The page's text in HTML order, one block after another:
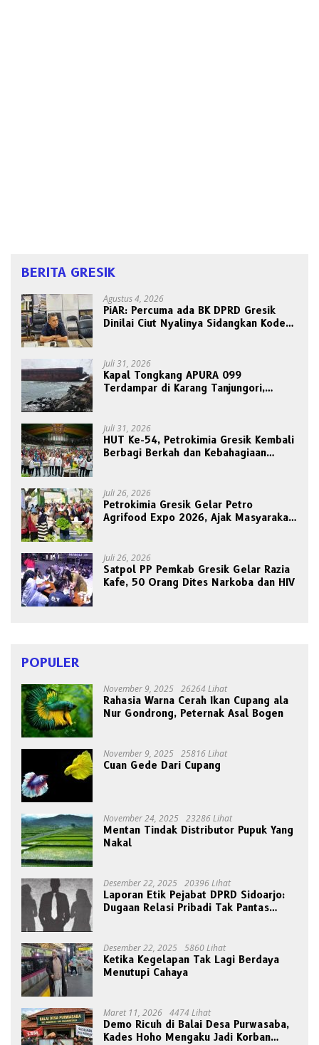
BERITA GRESIK
Agustus 4, 2026
PiAR: Percuma ada BK DPRD Gresik
Dinilai Ciut Nyalinya Sidangkan Kode
Juli 31, 2026
Kapal Tongkang APURA 099
Terdampar di Karang Tanjungori,
Juli 31, 2026
HUT Ke-54, Petrokimia Gresik Kembali
Berbagi Berkah dan Kebahagiaan
Juli 26, 2026
Petrokimia Gresik Gelar Petro
Agrifood Expo 2026, Ajak Masyarakat
Juli 26, 2026
Satpol PP Pemkab Gresik Gelar Razia
Kafe, 50 Orang Dites Narkoba dan HIV
POPULER
November 9, 2025 26264 Lihat
Rahasia Warna Cerah Ikan Cupang ala
Nur Gondrong, Peternak Asal Bogen
November 9, 2025 25816 Lihat
Cuan Gede Dari Cupang
November 24, 2025 23286 Lihat
Mentan Tindak Distributor Pupuk Yang
Nakal
Desember 22, 2025 20396 Lihat
Laporan Etik Pejabat DPRD Sidoarjo:
Dugaan Relasi Pribadi Tak Pantas
Desember 22, 2025 5860 Lihat
Ketika Kegelapan Tak Lagi Berdaya
Menutupi Cahaya
Maret 11, 2026 4474 Lihat
Demo Ricuh di Balai Desa Purwasaba,
Kades Hoho Mengaku Jadi Korban